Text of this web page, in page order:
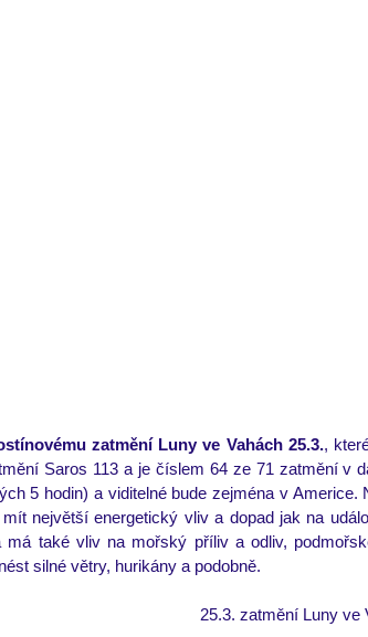
zatmění Luny ve Vahách 25.3.,
Saros 113 a je číslem 64 ze 71 zatmění v
5 hodin) a viditelné bude zejména v
největší energetický vliv a dopad jak na
také vliv na mořský příliv a odliv,
silné větry, hurikány a podobně.
25.3. zatmění Luny ve